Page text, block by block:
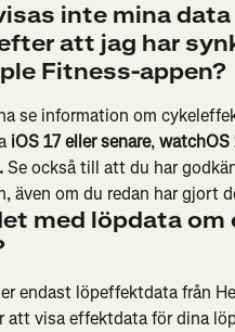
inte mina
att jag har
Fitness-appen?
se information om
iOS 17 eller senare, watchOS
Se också till att du har
även om du redan har gjort
med löpdata
endast löpeffektdata från
att visa effektdata för dina